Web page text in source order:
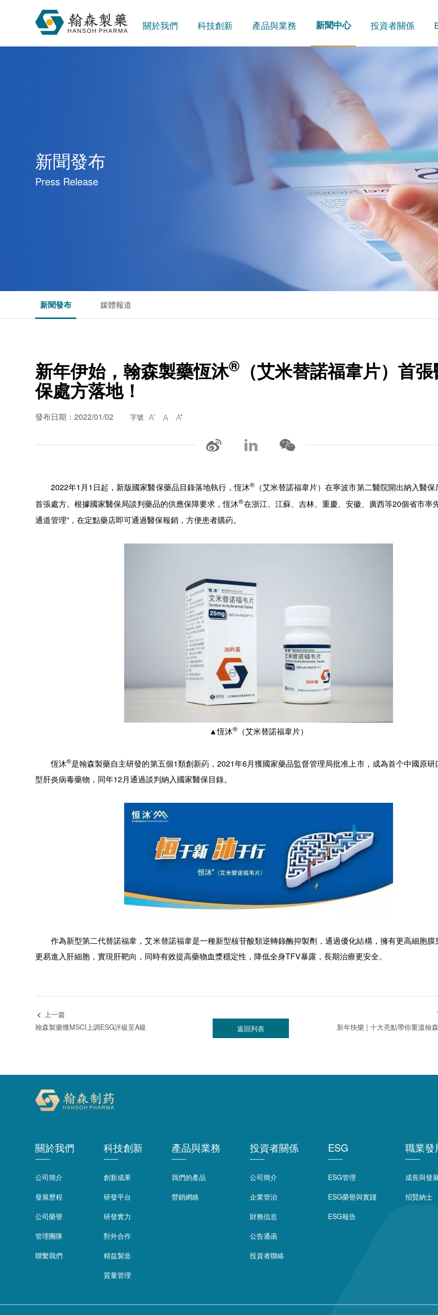
關於我們 科技創新 產品與業務 新聞中心 投資者關係
新聞發布
Press Release
新聞發布 媒體報道
新年伊始，翰森製藥恆沐® （艾米替諾福韋片）首
保處方落地！
發布日期：2022/01/02 字號   
2022年1月1日起，新版國家醫保藥品目錄落地執行，恆沐®（艾米替諾福韋片）在寧波市第二醫院開出納入醫保
首張處方。根據國家醫保局談判藥品的供應保障要求，恆沐®在浙江、江蘇、吉林、重慶、安徽、廣西等20個省市率
通道管理”，在定點藥店即可通過醫保報銷，方便患者購葯。
▲恆沐® （艾米替諾福韋片）
恆沐®是翰森製藥自主研發的第五個1類創新葯，2021年6月獲國家藥品監督管理局批准上市，成為首个中國原研
型肝炎病毒藥物，同年12月通過談判納入國家醫保目錄。
作為新型第二代替諾福韋，艾米替諾福韋是一種新型核苷酸類逆轉錄酶抑製劑，通過優化結構，擁有更高細胞膜
更易進入肝細胞，實現肝靶向，同時有效提高藥物血漿穩定性，降低全身TFV暴露，長期治療更安全。
 上一篇
翰森製藥獲MSCI上調ESG評級至A級
返回列表
關於我們
公司簡介
發展歷程
公司榮譽
管理團隊
聯繫我們
科技創新
創新成果
研發平台
研發實力
對外合作
精益製造
質量管理
產品與業務
我們的產品
營銷網絡
投資者關係
公司簡介
企業管治
財務信息
公告通函
投資者聯絡
ESG
ESG管理
ESG榮譽與實踐
ESG報告
職業發
成長與發
招賢納士